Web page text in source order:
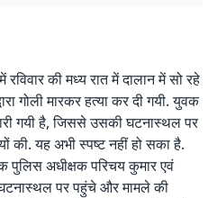
की मध्य रात में दालान में सो रहे
गोली मारकर हत्या कर दी गयी. युवक
गयी है, जिससे उसकी घटनास्थल पर
की. यह अभी स्पष्ट नहीं हो सका है.
पुलिस अधीक्षक परिचय कुमार एवं
पर पहुंचे और मामले की